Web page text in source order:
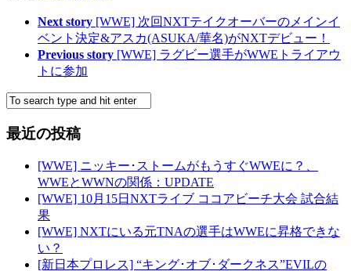
Next story [WWE] 次回NXTテイクオーバーのメインイ
ベント決定&アスカ(ASUKA/華名)がNXTデビュー！
Previous story [WWE] ラグビー選手がWWEトライアウ
トに参加
最近の投稿
[WWE] ニッキー･ストームがもうすぐWWEに？、
WWEとWWNの関係：UPDATE
[WWE] 10月15日NXTライブ ココアビーチ大会 試合結
果
[WWE] NXTにいる元TNAの選手はWWEに昇格できな
い？
[新日本プロレス] “キング･オブ･ダークネス”EVILの